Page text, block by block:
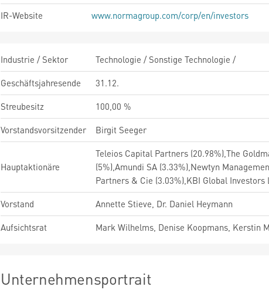
IR-Website
www.normagroup.com/corp/en/investors
Industrie / Sektor
Technologie / Sonstige Technologie /
Geschäftsjahresende
31.12.
Streubesitz
100,00 %
Vorstandsvorsitzender
Birgit Seeger
Hauptaktionäre
Teleios Capital Partners (20.98%),The
(5%),Amundi SA (3.33%),Newtyn
Partners & Cie (3.03%),KBI Global Investors
Vorstand
Annette Stieve, Dr. Daniel Heymann
Aufsichtsrat
Mark Wilhelms, Denise Koopmans, Kerstin
Unternehmensportrait